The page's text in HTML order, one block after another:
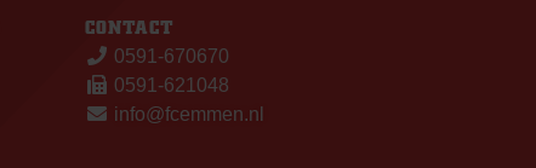
CONTACT
0591-670670
0591-621048
info@fcemmen.nl